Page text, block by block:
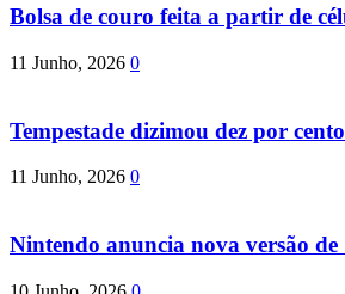
Bolsa de couro feita a partir de
11 Junho, 2026 0
Tempestade dizimou dez por
11 Junho, 2026 0
Nintendo anuncia nova versão